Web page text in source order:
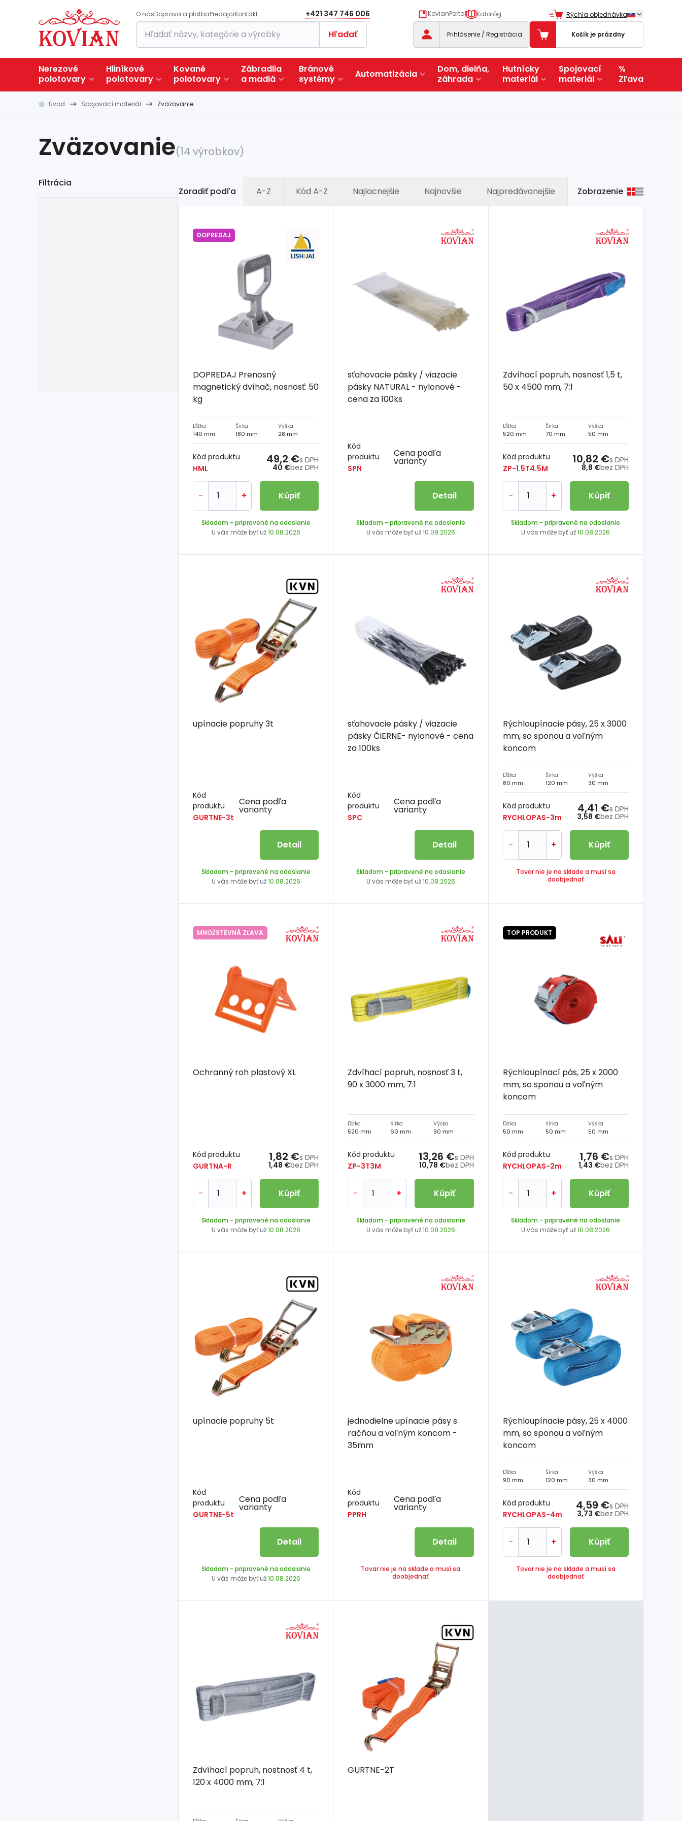
O násDoprava a platbaPredajciKontakt +421 347 746 006 KovianPortal Katalóg Rýchla objednávka
Hľadať Prihlásenie / Registrácia Košík je prázdny
Nerezové
polotovary
Hliníkové
polotovary
Kované
polotovary
Zábradlia
a madlá
Bránové
systémy
Automatizácia
Dom, dielňa,
záhrada
Hutnícky
materiál
Spojovací
materiál
%
Zľava
Úvod Spojovací materiál Zväzovanie
Zväzovanie(14 výrobkov)
Filtrácia
Zoradiť podľa A-Z Kód A-Z Najlacnejšie Najnovšie Najpredávanejšie Zobrazenie
DOPREDAJ
DOPREDAJ Prenosný
magnetický dvíhač, nosnosť: 50
kg
Dĺžka
140 mm
Šírka
180 mm
Výška
28 mm
Kód produktu
HML
40 €bez DPH
49,2 €s DPH
- + Kúpiť
Skladom - pripravené na odoslanie
U vás môže byť už10.08.2026
sťahovacie pásky / viazacie
pásky NATURAL - nylonové -
cena za 100ks
Kód
produktu
SPN
Cena podľa
varianty
Detail
Skladom - pripravené na odoslanie
U vás môže byť už10.08.2026
Zdvíhací popruh, nosnosť 1,5 t,
50 x 4500 mm, 7:1
Dĺžka
520 mm
Šírka
70 mm
Výška
50 mm
Kód produktu
ZP-1.5T4.5M
8,8 €bez DPH
10,82 €s DPH
- + Kúpiť
Skladom - pripravené na odoslanie
U vás môže byť už10.08.2026
upínacie popruhy 3t
Kód
produktu
GURTNE-3t
Cena podľa
varianty
Detail
Skladom - pripravené na odoslanie
U vás môže byť už10.08.2026
sťahovacie pásky / viazacie
pásky ČIERNE- nylonové - cena
za 100ks
Kód
produktu
SPC
Cena podľa
varianty
Detail
Skladom - pripravené na odoslanie
U vás môže byť už10.08.2026
Rýchloupínacie pásy, 25 x 3000
mm, so sponou a voľným
koncom
Dĺžka
80 mm
Šírka
120 mm
Výška
30 mm
Kód produktu
RYCHLOPAS-3m
3,58 €bez DPH
4,41 €s DPH
- + Kúpiť
Tovar nie je na sklade a musí sa
doobjednať
MNOŽSTEVNÁ ZĽAVA
Ochranný roh plastový XL
Kód produktu
GURTNA-R
1,48 €bez DPH
1,82 €s DPH
- + Kúpiť
Skladom - pripravené na odoslanie
U vás môže byť už10.08.2026
Zdvíhací popruh, nosnosť 3 t,
90 x 3000 mm, 7:1
Dĺžka
520 mm
Šírka
60 mm
Výška
90 mm
Kód produktu
ZP-3T3M
10,78 €bez DPH
13,26 €s DPH
- + Kúpiť
Skladom - pripravené na odoslanie
U vás môže byť už10.08.2026
TOP PRODUKT
Rýchloupínací pás, 25 x 2000
mm, so sponou a voľným
koncom
Dĺžka
50 mm
Šírka
50 mm
Výška
50 mm
Kód produktu
RYCHLOPAS-2m
1,43 €bez DPH
1,76 €s DPH
- + Kúpiť
Skladom - pripravené na odoslanie
U vás môže byť už10.08.2026
upínacie popruhy 5t
Kód
produktu
GURTNE-5t
Cena podľa
varianty
Detail
Skladom - pripravené na odoslanie
U vás môže byť už10.08.2026
jednodielne upínacie pásy s
račňou a voľným koncom -
35mm
Kód
produktu
PPRH
Cena podľa
varianty
Detail
Tovar nie je na sklade a musí sa
doobjednať
Rýchloupínacie pásy, 25 x 4000
mm, so sponou a voľným
koncom
Dĺžka
90 mm
Šírka
120 mm
Výška
30 mm
Kód produktu
RYCHLOPAS-4m
3,73 €bez DPH
4,59 €s DPH
- + Kúpiť
Tovar nie je na sklade a musí sa
doobjednať
Zdvíhací popruh, nostnosť 4 t,
120 x 4000 mm, 7:1
GURTNE-2T